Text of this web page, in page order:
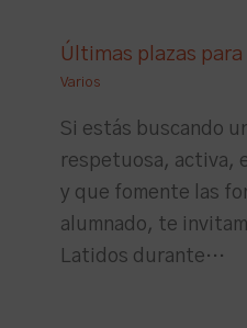
Últimas plazas
Varios
Si estás buscando
respetuosa, activa,
y que fomente las
alumnado, te
Latidos durante…